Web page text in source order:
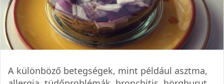
A különböző betegségek, mint például asztma,